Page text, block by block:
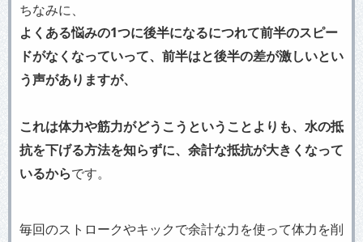
ちなみに、
よくある悩みの1つに後半になるにつれて前半のスピー
ドがなくなっていって、前半はと後半の差が激しいとい
う声がありますが、
これは体力や筋力がどうこうということよりも、水の抵
抗を下げる方法を知らずに、余計な抵抗が大きくなって
いるからです。
毎回のストロークやキックで余計な力を使って体力を削